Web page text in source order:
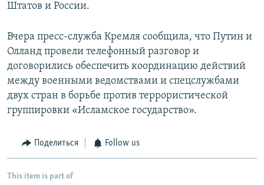
Штатов и России.
Вчера пресс-служба Кремля сообщила, что Путин и
Олланд провели телефонный разговор и
договорились обеспечить координацию действий
между военными ведомствами и спецслужбами
двух стран в борьбе против террористической
группировки «Исламское государство».
Поделиться Follow us
This item is part of